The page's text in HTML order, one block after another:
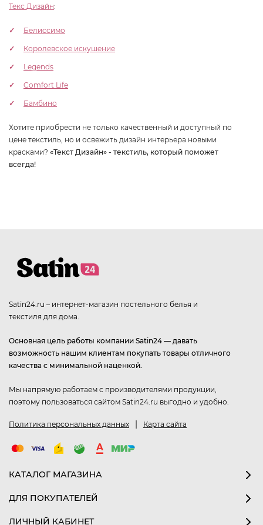
Текс Дизайн:
Белиссимо
Королевское искушение
Legends
Comfort Life
Бамбино
Хотите приобрести не только качественный и доступный по
цене текстиль, но и освежить дизайн интерьера новыми
красками? «Текст Дизайн» - текстиль, который поможет
всегда!
Satin24.ru – интернет-магазин постельного белья и
текстиля для дома.
Основная цель работы компании Satin24 — давать
возможность нашим клиентам покупать товары отличного
качества с минимальной наценкой.
Мы напрямую работаем с производителями продукции,
поэтому пользоваться сайтом Satin24.ru выгодно и удобно.
Политика персональных данных | Карта сайта
КАТАЛОГ МАГАЗИНА
ДЛЯ ПОКУПАТЕЛЕЙ
ЛИЧНЫЙ КАБИНЕТ